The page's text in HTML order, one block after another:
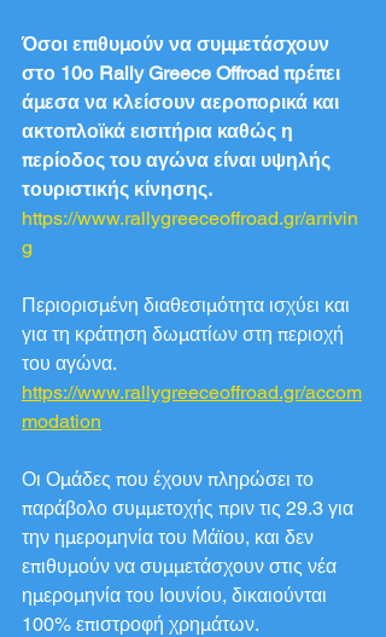
Όσοι επιθυμούν να συμμετάσχουν
στο 10ο Rally Greece Offroad πρέπει
άμεσα να κλείσουν αεροπορικά και
ακτοπλοϊκά εισιτήρια καθώς η
περίοδος του αγώνα είναι υψηλής
τουριστικής κίνησης.
https://www.rallygreeceoffroad.gr/arrivin
g
Περιορισμένη διαθεσιμότητα ισχύει και
για τη κράτηση δωματίων στη περιοχή
του αγώνα.
https://www.rallygreeceoffroad.gr/accom
modation
Οι Ομάδες που έχουν πληρώσει το
παράβολο συμμετοχής πριν τις 29.3 για
την ημερομηνία του Μάϊου, και δεν
επιθυμούν να συμμετάσχουν στις νέα
ημερομηνία του Ιουνίου, δικαιούνται
100% επιστροφή χρημάτων.